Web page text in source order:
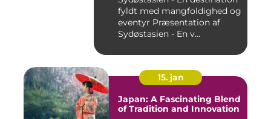
fyldt med mangfoldighed og
eventyr Præsentation af
Sydøstasien - En v...
15. jan
Japan: A Fascinating Blend
of Tradition and Innovation